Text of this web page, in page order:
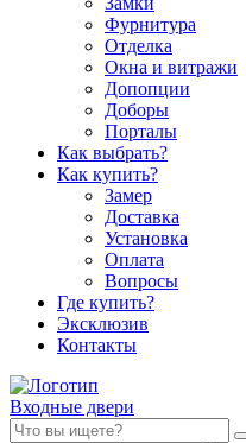
Фурнитура
Отделка
Окна и витражи
Допопции
Доборы
Порталы
Как выбрать?
Как купить?
Замер
Доставка
Установка
Оплата
Вопросы
Где купить?
Эксклюзив
Контакты
Входные двери